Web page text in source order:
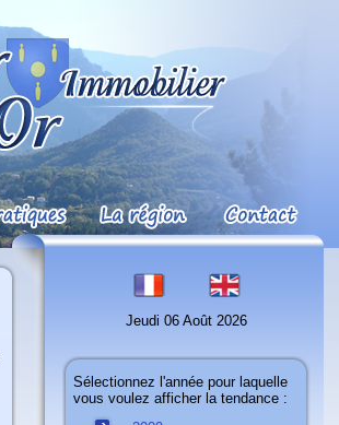
Jeudi 06 Août 2026
Sélectionnez l'année pour laquelle
vous voulez afficher la tendance :